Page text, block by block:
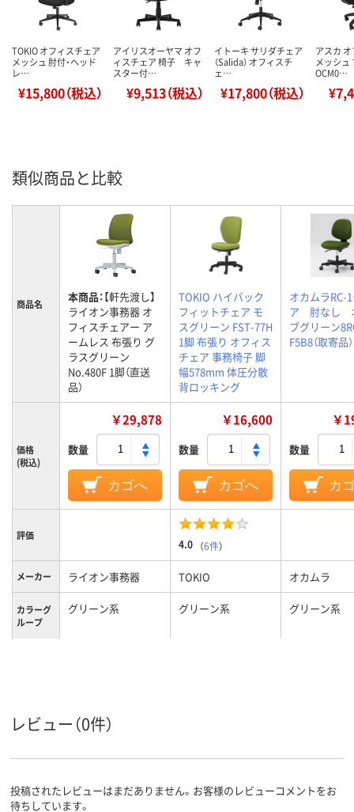
TOKIO オフィスチェア
メッシュ 肘付・ヘッド
レ…
¥15,800（税込）
アイリスオーヤマ オフ
ィスチェア 椅子 キャ
スター付…
¥9,513（税込）
イトーキ サリダチェア
（Salida） オフィスチ
ェ…
¥17,800（税込）
アスカ
メッシュ
OCM0…
類似商品と比較
商品名 本商品：【軒先渡し】
ライオン事務器 オ
フィスチェアー ア
ームレス 布張り グ
ラスグリーン
No.480F 1脚（直送
品）
TOKIO ハイバック
フィットチェア モ
スグリーン FST-77H
1脚 布張り オフィス
チェア 事務椅子 脚
幅578mm 体圧分散
背ロッキング
オカムラRC-
ア 肘なし
ブグリーン
F5B8（取寄品）
価格
(税込)
￥29,878
数量
カゴへ
￥16,600
数量
カゴへ
￥
数量
カ
評価
4.0 （6件）
メーカー ライオン事務器 TOKIO オカムラ
カラーグ
ループ
グリーン系 グリーン系 グリーン系
レビュー（0件）
投稿されたレビューはまだありません。お客様のレビューコメントをお
待ちしています。